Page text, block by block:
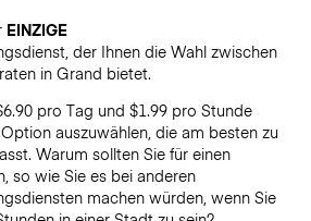
EINZIGE
der Ihnen die Wahl zwischen
in Grand bietet.
pro Tag und $1.99 pro Stunde
auszuwählen, die am besten zu
Warum sollten Sie für einen
so wie Sie es bei anderen
machen würden, wenn Sie